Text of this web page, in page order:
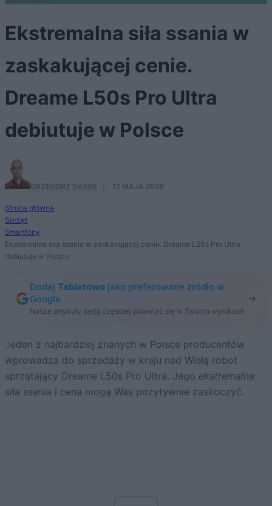
Ekstremalna siła ssania w
zaskakującej cenie.
Dreame L50s Pro Ultra
debiutuje w Polsce
GRZEGORZ DĄBEK 12 MAJA 2026
Strona główna
Sprzęt
Smartfony
Ekstremalna siła ssania w zaskakującej cenie. Dreame L50s Pro Ultra
debiutuje w Polsce
Dodaj Tabletowo jako preferowane źródło w
Google
Nasze artykuły będą częściej pojawiać się w Twoich wynikach
Jeden z najbardziej znanych w Polsce producentów
wprowadza do sprzedaży w kraju nad Wisłą robot
sprzątający Dreame L50s Pro Ultra. Jego ekstremalna
siła ssania i cena mogą Was pozytywnie zaskoczyć.